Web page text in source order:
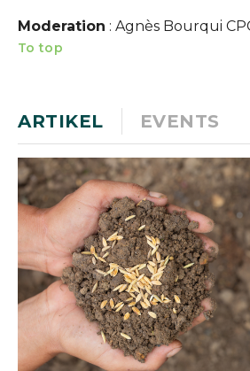
Moderation : Agnès Bourqui
To top
ARTIKEL EVENTS